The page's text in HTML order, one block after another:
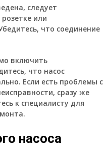
следует
или
что соединение
включить
что насос
Если есть проблемы с
сразу же
к специалисту для
насоса